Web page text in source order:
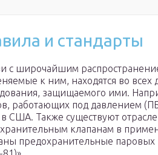
и стандарты
с широчайшим
к ним, находятся во всех
защищаемого ими.
работающих под давлением
в США. Также существуют
клапанам в
предохранительные